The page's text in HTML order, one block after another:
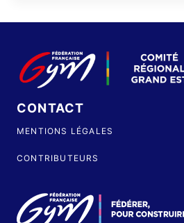
CONTACT
MENTIONS LÉGALES
CONTRIBUTEURS